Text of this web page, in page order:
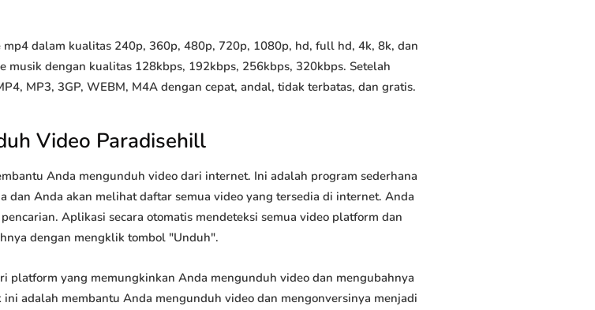
dalam kualitas 240p, 360p, 480p, 720p, 1080p, hd, full hd, 4k, 8k, dan
musik dengan kualitas 128kbps, 192kbps, 256kbps, 320kbps. Setelah
MP3, 3GP, WEBM, M4A dengan cepat, andal, tidak terbatas, dan gratis.
Video Paradisehill
Anda mengunduh video dari internet. Ini adalah program sederhana
Anda akan melihat daftar semua video yang tersedia di internet. Anda
Aplikasi secara otomatis mendeteksi semua video platform dan
dengan mengklik tombol "Unduh".
platform yang memungkinkan Anda mengunduh video dan mengubahnya
adalah membantu Anda mengunduh video dan mengonversinya menjadi